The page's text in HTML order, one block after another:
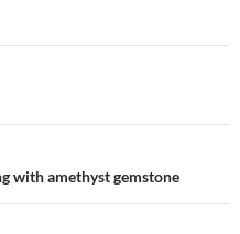
with amethyst gemstone